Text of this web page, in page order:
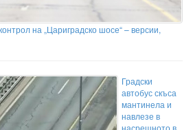
на „Цариградско шосе“ – версии,
Градски
автобус скъса
мантинела и
навлезе в
насрещното в